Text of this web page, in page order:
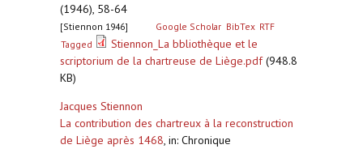
(1946), 58-64
[Stiennon 1946] Google Scholar BibTex RTF
Tagged
Stiennon_La bbliothèque et le
scriptorium de la chartreuse de Liège.pdf(948.8
KB)
Jacques Stiennon
La contribution des chartreux à la reconstruction
de Liège après 1468, in: Chronique